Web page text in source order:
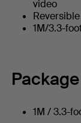
video
1M/3.3-
1M / 3.3-